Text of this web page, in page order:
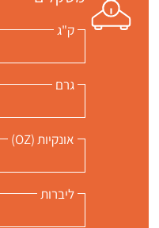
ק"ג
גרם
אונקיות (OZ)
ליברות